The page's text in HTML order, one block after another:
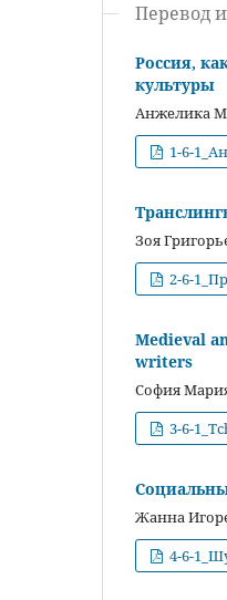
Перевод
Россия,
культуры
Анжелика
1-6-
Зоя
2-6-
Medieval
writers
София
3-6-
Жанна
4-6-